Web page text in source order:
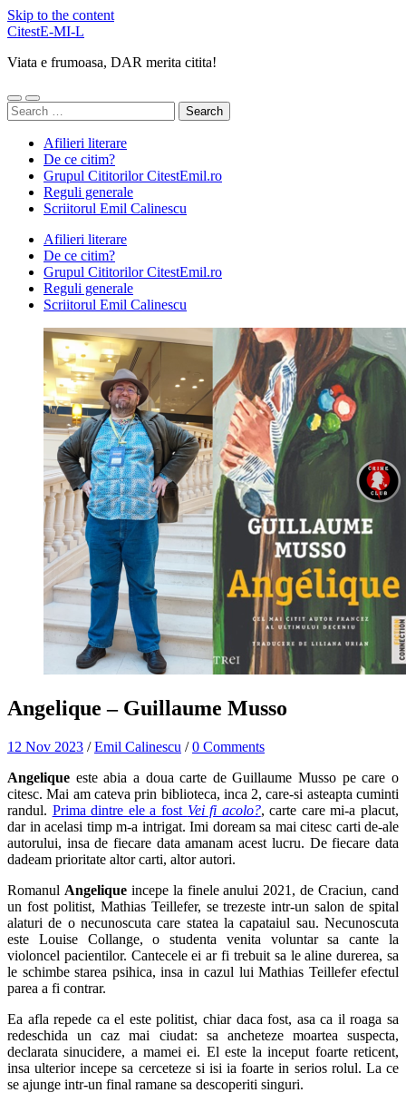
Skip to the content
CitestE-MI-L
Viata e frumoasa, DAR merita citita!
Toggle
mobile
Toggle
search
Search
for:
Afilieri literare
De ce citim?
Grupul Cititorilor CitestEmil.ro
Reguli generale
Scriitorul Emil Calinescu
Afilieri literare
De ce citim?
Grupul Cititorilor CitestEmil.ro
Reguli generale
Scriitorul Emil Calinescu
Angelique – Guillaume Musso
12 Nov 2023 /Emil Calinescu /0 Comments
Angelique este abia a doua carte de Guillaume Musso pe care o
citesc. Mai am cateva prin biblioteca, inca 2, care-si asteapta cuminti
randul. Prima dintre ele a fost Vei fi acolo?, carte care mi-a placut,
dar in acelasi timp m-a intrigat. Imi doream sa mai citesc carti de-ale
autorului, insa de fiecare data amanam acest lucru. De fiecare data
dadeam prioritate altor carti, altor autori.
Romanul Angeliqueincepe la finele anului 2021, de Craciun, cand
un fost politist, Mathias Teillefer, se trezeste intr-un salon de spital
alaturi de o necunoscuta care statea la capataiul sau. Necunoscuta
este Louise Collange, o studenta venita voluntar sa cante la
violoncel pacientilor. Cantecele ei ar fi trebuit sa le aline durerea, sa
le schimbe starea psihica, insa in cazul lui Mathias Teillefer efectul
parea a fi contrar.
Ea afla repede ca el este politist, chiar daca fost, asa ca il roaga sa
redeschida un caz mai ciudat: sa ancheteze moartea suspecta,
declarata sinucidere, a mamei ei. El este la inceput foarte reticent,
insa ulterior incepe sa cerceteze si isi ia foarte in serios rolul. La ce
se ajunge intr-un final ramane sa descoperiti singuri.